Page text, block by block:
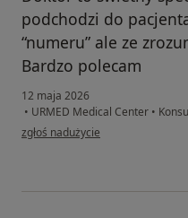
podchodzi do
“numeru” ale ze
Bardzo polecam
12 maja 2026
• URMED Medical Center •
w opinii użytkownika Dominika
zgłoś nadużycie